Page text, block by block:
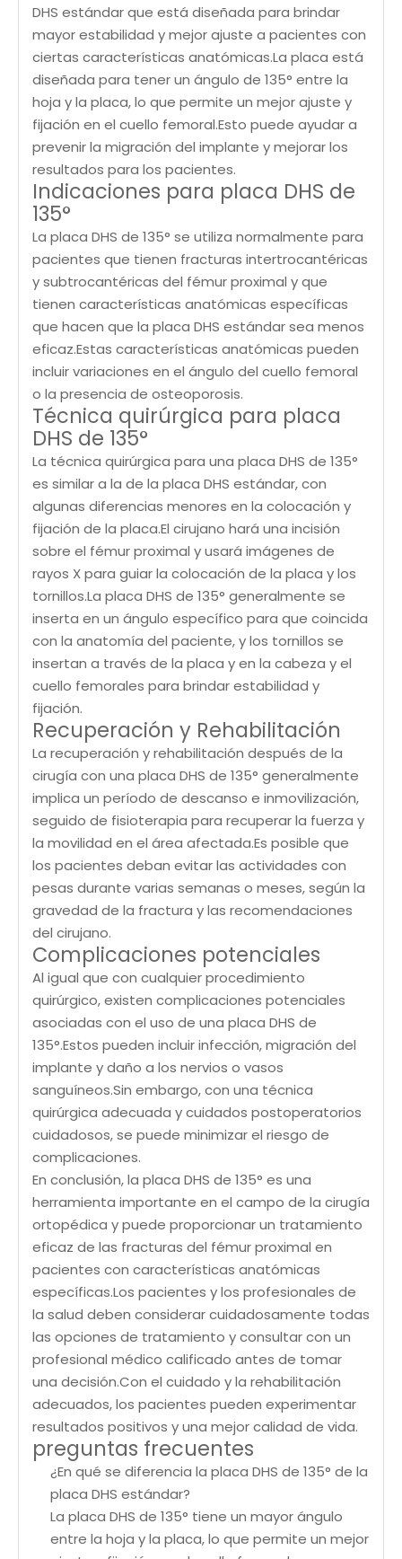
DHS estándar que está diseñada para brindar
mayor estabilidad y mejor ajuste a pacientes con
ciertas características anatómicas.La placa está
diseñada para tener un ángulo de 135° entre la
hoja y la placa, lo que permite un mejor ajuste y
fijación en el cuello femoral.Esto puede ayudar a
prevenir la migración del implante y mejorar los
resultados para los pacientes.
Indicaciones para placa DHS de
135°
La placa DHS de 135° se utiliza normalmente para
pacientes que tienen fracturas intertrocantéricas
y subtrocantéricas del fémur proximal y que
tienen características anatómicas específicas
que hacen que la placa DHS estándar sea menos
eficaz.Estas características anatómicas pueden
incluir variaciones en el ángulo del cuello femoral
o la presencia de osteoporosis.
Técnica quirúrgica para placa
DHS de 135°
La técnica quirúrgica para una placa DHS de 135°
es similar a la de la placa DHS estándar, con
algunas diferencias menores en la colocación y
fijación de la placa.El cirujano hará una incisión
sobre el fémur proximal y usará imágenes de
rayos X para guiar la colocación de la placa y los
tornillos.La placa DHS de 135° generalmente se
inserta en un ángulo específico para que coincida
con la anatomía del paciente, y los tornillos se
insertan a través de la placa y en la cabeza y el
cuello femorales para brindar estabilidad y
fijación.
Recuperación y Rehabilitación
La recuperación y rehabilitación después de la
cirugía con una placa DHS de 135° generalmente
implica un período de descanso e inmovilización,
seguido de fisioterapia para recuperar la fuerza y ​​
la movilidad en el área afectada.Es posible que
los pacientes deban evitar las actividades con
pesas durante varias semanas o meses, según la
gravedad de la fractura y las recomendaciones
del cirujano.
Complicaciones potenciales
Al igual que con cualquier procedimiento
quirúrgico, existen complicaciones potenciales
asociadas con el uso de una placa DHS de
135°.Estos pueden incluir infección, migración del
implante y daño a los nervios o vasos
sanguíneos.Sin embargo, con una técnica
quirúrgica adecuada y cuidados postoperatorios
cuidadosos, se puede minimizar el riesgo de
complicaciones.
En conclusión, la placa DHS de 135° es una
herramienta importante en el campo de la cirugía
ortopédica y puede proporcionar un tratamiento
eficaz de las fracturas del fémur proximal en
pacientes con características anatómicas
específicas.Los pacientes y los profesionales de
la salud deben considerar cuidadosamente todas
las opciones de tratamiento y consultar con un
profesional médico calificado antes de tomar
una decisión.Con el cuidado y la rehabilitación
adecuados, los pacientes pueden experimentar
resultados positivos y una mejor calidad de vida.
preguntas frecuentes
¿En qué se diferencia la placa DHS de 135° de la
placa DHS estándar?
La placa DHS de 135° tiene un mayor ángulo
entre la hoja y la placa, lo que permite un mejor